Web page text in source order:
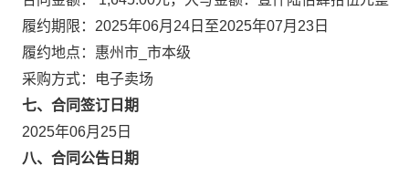
履约期限：2025年06月24日至2025年07月23日
履约地点：惠州市_市本级
采购方式：电子卖场
七、合同签订日期
2025年06月25日
八、合同公告日期